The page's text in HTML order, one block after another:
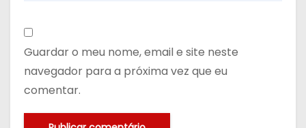
Guardar o meu nome, email e site neste
navegador para a próxima vez que eu
comentar.